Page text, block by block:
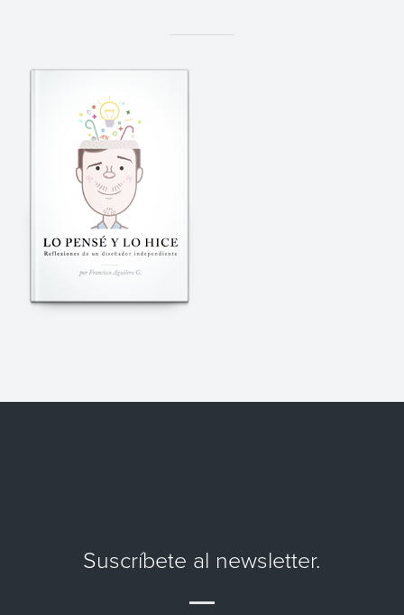
Suscríbete al newsletter.